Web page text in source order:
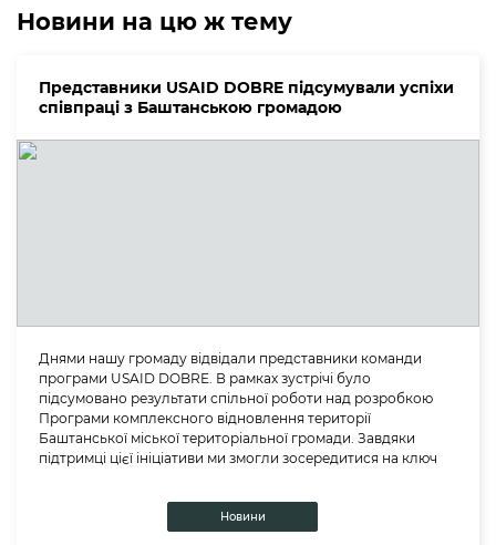
Новини на цю ж тему
Представники USAID DOBRE підсумували успіхи
співпраці з Баштанською громадою
Днями нашу громаду відвідали представники команди
програми USAID DOBRE. В рамках зустрічі було
підсумовано результати спільної роботи над розробкою
Програми комплексного відновлення території
Баштанської міської територіальної громади. Завдяки
підтримці цієї ініціативи ми змогли зосередитися на ключ
Новини